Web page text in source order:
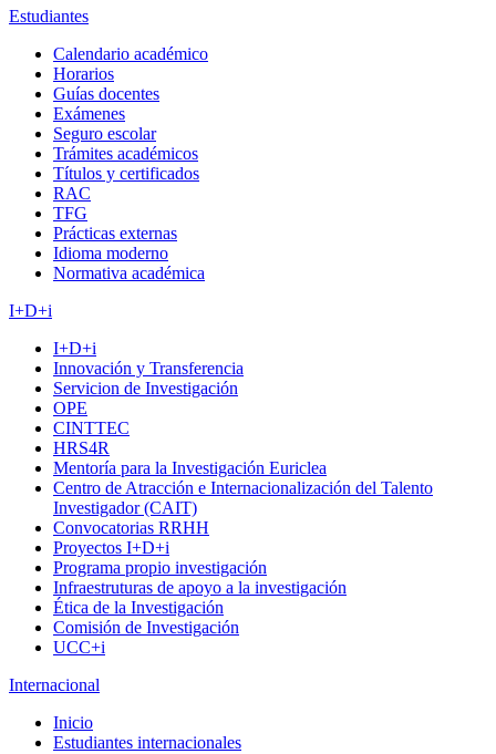
Estudiantes
Calendario académico
Horarios
Guías docentes
Exámenes
Seguro escolar
Trámites académicos
Títulos y certificados
RAC
TFG
Prácticas externas
Idioma moderno
Normativa académica
I+D+i
I+D+i
Innovación y Transferencia
Servicion de Investigación
OPE
CINTTEC
HRS4R
Mentoría para la Investigación Euriclea
Centro de Atracción e Internacionalización del Talento
Investigador (CAIT)
Convocatorias RRHH
Proyectos I+D+i
Programa propio investigación
Infraestruturas de apoyo a la investigación
Ética de la Investigación
Comisión de Investigación
UCC+i
Internacional
Inicio
Estudiantes internacionales